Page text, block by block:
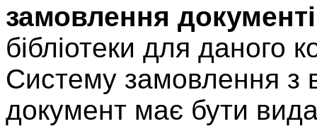
замовлення
бібліотеки для даного
Систему замовлення з
документ має бути